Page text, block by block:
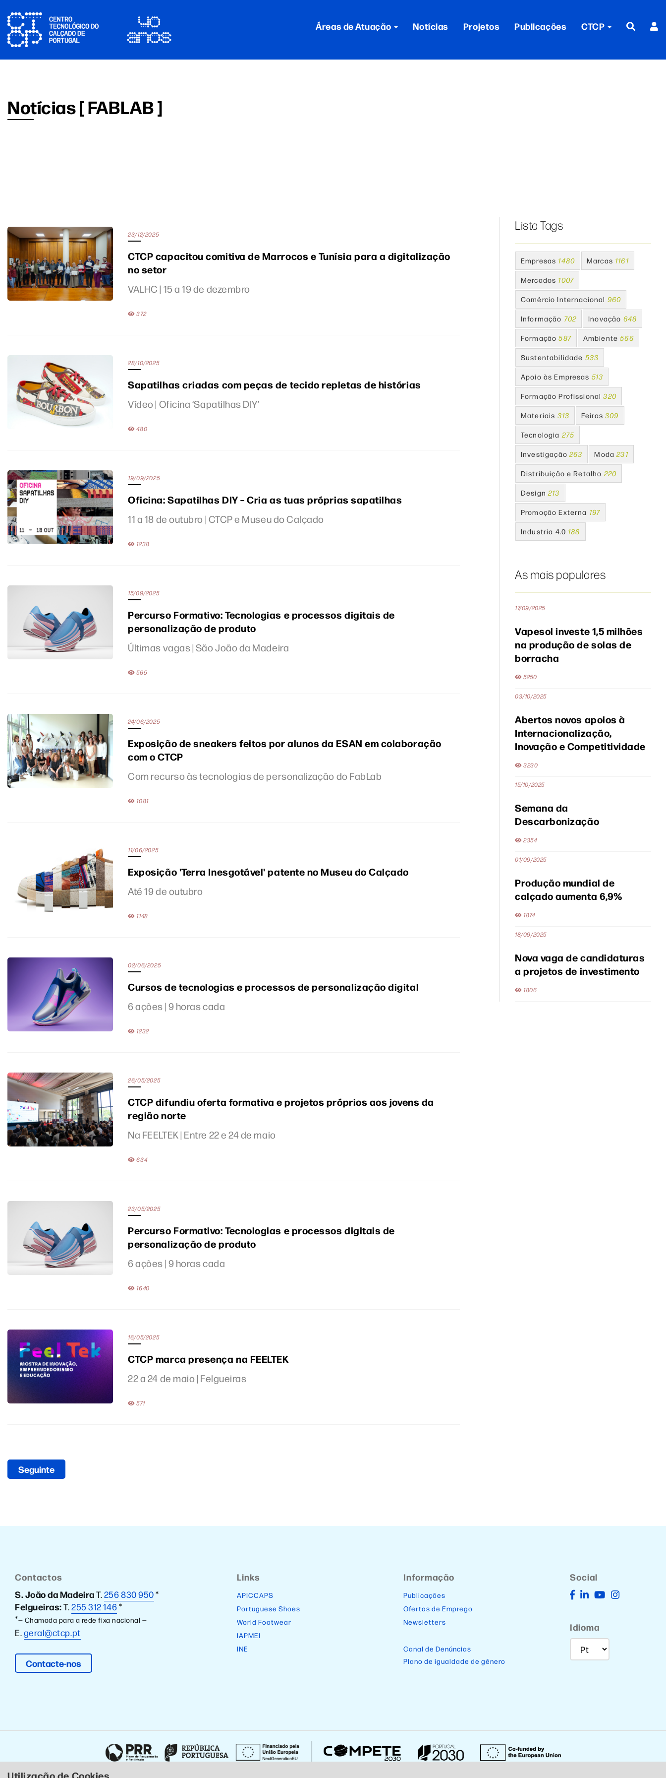
Áreas de Atuação Notícias Projetos Publicações CTCP
Notícias [ FABLAB ]
23/12/2025
CTCP capacitou comitiva de Marrocos e Tunísia para a digitalização
no setor
VALHC | 15 a 19 de dezembro
372
28/10/2025
Sapatilhas criadas com peças de tecido repletas de histórias
Vídeo | Oficina ‘Sapatilhas DIY’
480
19/09/2025
Oficina: Sapatilhas DIY – Cria as tuas próprias sapatilhas
11 a 18 de outubro | CTCP e Museu do Calçado
1238
15/09/2025
Percurso Formativo: Tecnologias e processos digitais de
personalização de produto
Últimas vagas | São João da Madeira
565
24/06/2025
Exposição de sneakers feitos por alunos da ESAN em colaboração
com o CTCP
Com recurso às tecnologias de personalização do FabLab
1081
11/06/2025
Exposição 'Terra Inesgotável' patente no Museu do Calçado
Até 19 de outubro
1148
02/06/2025
Cursos de tecnologias e processos de personalização digital
6 ações | 9 horas cada
1232
26/05/2025
CTCP difundiu oferta formativa e projetos próprios aos jovens da
região norte
Na FEELTEK | Entre 22 e 24 de maio
634
23/05/2025
Percurso Formativo: Tecnologias e processos digitais de
personalização de produto
6 ações | 9 horas cada
1640
16/05/2025
CTCP marca presença na FEELTEK
22 a 24 de maio | Felgueiras
571
Seguinte
Lista Tags
Empresas 1480 Marcas 1161
Mercados 1007
Comércio Internacional 960
Informação 702 Inovação 648
Formação 587 Ambiente 566
Sustentabilidade 533
Apoio às Empresas 513
Formação Profissional 320
Materiais 313 Feiras 309
Tecnologia 275
Investigação 263 Moda 231
Distribuição e Retalho 220
Design 213
Promoção Externa 197
Industria 4.0 188
As mais populares
17/09/2025
Vapesol investe 1,5 milhões
na produção de solas de
borracha
5250
03/10/2025
Abertos novos apoios à
Internacionalização,
Inovação e Competitividade
3230
15/10/2025
Semana da
Descarbonização
2354
01/09/2025
Produção mundial de
calçado aumenta 6,9%
1874
18/09/2025
Nova vaga de candidaturas
a projetos de investimento
1806
Contactos
S. João da MadeiraT.256 830 950*
Felgueiras:T.255 312 146*
*— Chamada para a rede fixa nacional —
E.geral@ctcp.pt
Contacte-nos
Links
APICCAPS
Portuguese Shoes
World Footwear
IAPMEI
INE
Informação
Publicações
Ofertas de Emprego
Newsletters
Canal de Denúncias
Plano de igualdade de género
Social
Idioma
Utilização de Cookies